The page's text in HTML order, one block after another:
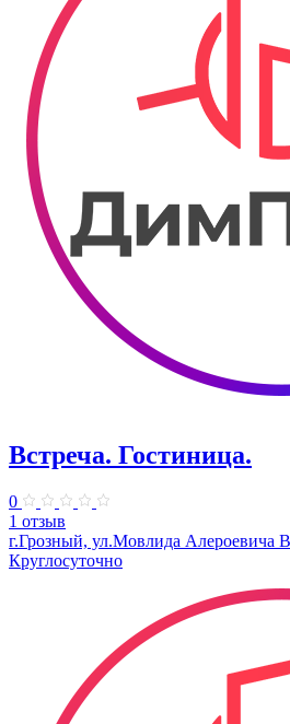
Встреча. Гостиница.
0
1 отзыв
г.Грозный, ул.Мовлида Алероевича
Круглосуточно